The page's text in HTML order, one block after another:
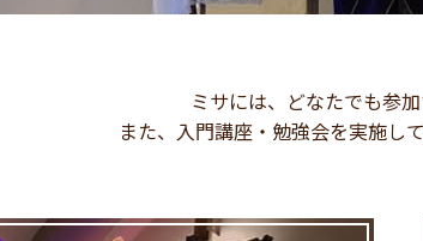
ミサには、どなたでも参
また、入門講座・勉強会を実施し